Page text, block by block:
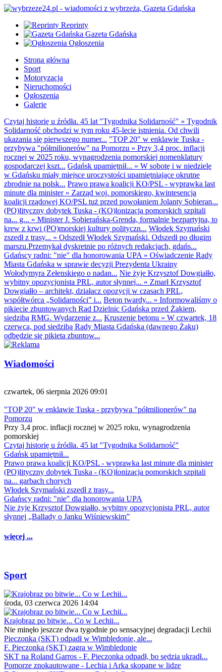
Reprinty
Gazeta Gdańska
Ogłoszenia
Strona główna
Sport
Motoryzacja
Nieruchomości
Ogłoszenia
Galerie
Czytaj historię u źródła. 45 lat "Tygodnika Solidarność" » Tygodnik
Solidarność obchodzi w tym roku 45-lecie istnienia. Od chwili
ukazania się pierwszego numer... "TOP 20" w enklawie Tuska -
przybywa "półmilionerów" na Pomorzu » Przy 3,4 proc. inflacji
rocznej w 2025 roku, wynagrodzenia pomorskiej nomenklatury
gospodarczej kszt... Gdańsk upamiętnił... » W sobotę i w niedzielę
w Gdańsku miały miejsce uroczystości upamiętniające okrutne
zbrodnie na polsk... Prawo prawa koalicji KO/PSL - wyprawka last
minute dla minister» Zarząd woj. pomorskiego, kwintesencja
koalicji rządowej KO/PSL tuż przed powołaniem Jolanty Sobieran...
(PO)lityczny dobytek Tuska - (KO)lonizacja pomorskich szpitali
na... g... » Minister J. Sobierańska-Grenda, formalnie bezpartyjna, to
krew z krwi (PO)morskiej kultury polityczn... Włodek Szymański
zszedł z trasy... » Odszedł Włodek Szymański. Odszedł po długim
marszu.Przemykał dyskretnie po różnych redakcjach, gdańs...
Gdańscy radni: "nie" dla honorowania UPA » Oświadczenie Rady
Miasta Gdańska w sprawie decyzji Prezydenta Ukrainy
Wołodymyra Zełenskiego o nadan... Nie żyje Krzysztof Dowgiałło,
wybitny opozycjonista PRL, autor słynnej... » Zmarł Krzysztof
Dowgiałło – architekt, działacz opozycji w czasach PRL,
współtwórca „Solidarności” i... Beton twardy... » Informowaliśmy o
pikiecie zbuntowanych Rad Dzielnic Gdańska przed Żakiem,
siedzibą RMG. Wydarzenie z... Kruszenie betonu » W czwartek, 18
czerwca, pod siedzibą Rady Miasta Gdańska (dawnego Żaku)
odbędzie się pikieta zbuntow...
Wiadomości
czwartek, 06 sierpnia 2026 09:01
"TOP 20" w enklawie Tuska - przybywa "półmilionerów" na
Pomorzu
Przy 3,4 proc. inflacji rocznej w 2025 roku, wynagrodzenia
pomorskiej
Czytaj historię u źródła. 45 lat "Tygodnika Solidarność"
Gdańsk upamiętnił...
Prawo prawa koalicji KO/PSL - wyprawka last minute dla minister
(PO)lityczny dobytek Tuska - (KO)lonizacja pomorskich szpitali
na... garbach chorych
Włodek Szymański zszedł z trasy...
Gdańscy radni: "nie" dla honorowania UPA
Nie żyje Krzysztof Dowgiałło, wybitny opozycjonista PRL, autor
słynnej „Ballady o Janku Wiśniewskim”
więcej ...
Sport
środa, 03 czerwca 2026 14:04
Krajobraz po bitwie... Co w Lechii...
Nie minęło jeszcze dwa tygodnie po sensacyjnej degradacji Lechii
Pieczonka (SKT) odpadł w Wimbledonie, ale...
F. Pieczonka (SKT) zagra w Wimbledonie
SKT na Roland Garros - F. Pieczonka odpadł, bo sędzia ukradł...
Pomorze znokautowane - Lechia i Arka skopane w lidze